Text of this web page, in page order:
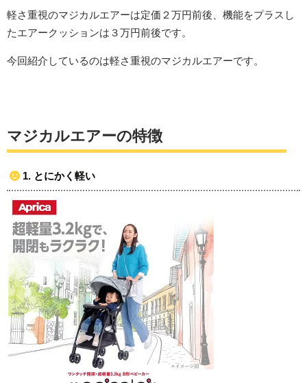
軽さ重視のマジカルエアーは定価２万円前後、機能をプラスし
たエアークッションは３万円前後です。
今回紹介しているのは軽さ重視のマジカルエアーです。
マジカルエアーの特徴
1. とにかく軽い